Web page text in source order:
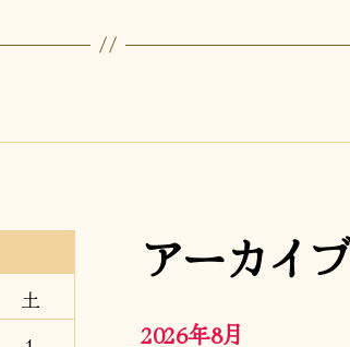
土
アーカイブ
2026年8月